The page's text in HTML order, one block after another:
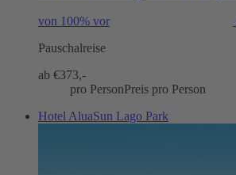
von 100% vor
Pauschalreise
ab €373,-
pro PersonPreis pro Person
Hotel AluaSun Lago Park